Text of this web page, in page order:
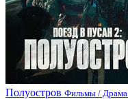
Полуостров Фильмы / Драма